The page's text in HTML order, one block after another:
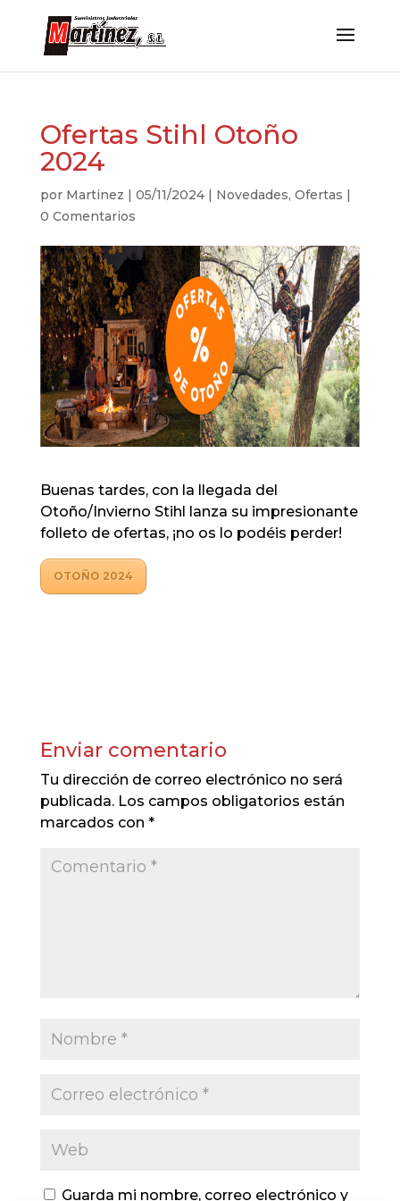
Ofertas Stihl Otoño
2024
por Martinez | 05/11/2024| Novedades, Ofertas |
0 Comentarios
Buenas tardes, con la llegada del
Otoño/Invierno Stihl lanza su impresionante
folleto de ofertas, ¡no os lo podéis perder!
OTOÑO 2024
Enviar comentario
Tu dirección de correo electrónico no será
publicada. Los campos obligatorios están
marcados con *
Guarda mi nombre, correo electrónico y